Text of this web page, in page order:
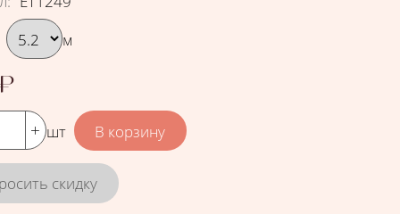
вариант
м
шт
скидку